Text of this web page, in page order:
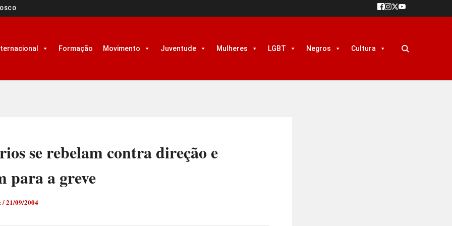
Formação Movimento Juventude Mulheres LGBT Negros Cultura
se rebelam contra direção e
para a greve
/21/09/2004